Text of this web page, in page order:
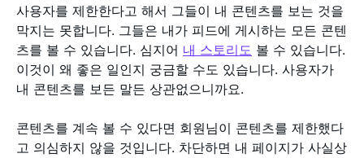
사용자를 제한한다고 해서 그들이 내 콘텐츠를 보는 것을
막지는 못합니다. 그들은 내가 피드에 게시하는 모든 콘텐
츠를 볼 수 있습니다. 심지어 내 스토리도 볼 수 있습니다.
이것이 왜 좋은 일인지 궁금할 수도 있습니다. 사용자가
내 콘텐츠를 보든 말든 상관없으니까요.
콘텐츠를 계속 볼 수 있다면 회원님이 콘텐츠를 제한했다
고 의심하지 않을 것입니다. 차단하면 내 페이지가 사실상